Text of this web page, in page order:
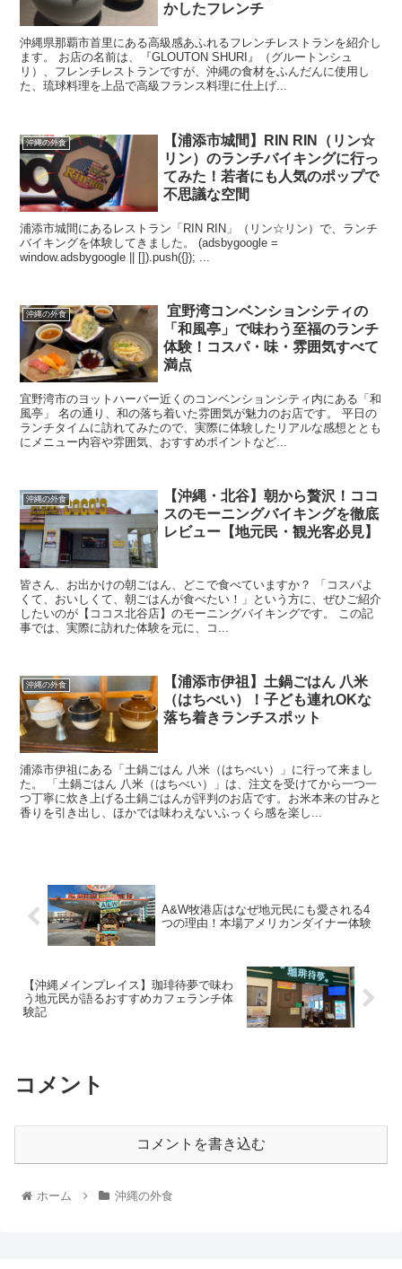
かしたフレンチ
沖縄県那覇市首里にある高級感あふれるフレンチレストランを紹介し
ます。 お店の名前は、『GLOUTON SHURI』（グルートンシュ
リ）、フレンチレストランですが、沖縄の食材をふんだんに使用し
た、琉球料理を上品で高級フランス料理に仕上げ...
沖縄の外食
【浦添市城間】RIN RIN（リン☆
リン）のランチバイキングに行っ
てみた！若者にも人気のポップで
不思議な空間
浦添市城間にあるレストラン「RIN RIN」（リン☆リン）で、ランチ
バイキングを体験してきました。 (adsbygoogle =
window.adsbygoogle || []).push({}); ...
沖縄の外食
宜野湾コンベンションシティの
「和風亭」で味わう至福のランチ
体験！コスパ・味・雰囲気すべて
満点
宜野湾市のヨットハーバー近くのコンベンションシティ内にある「和
風亭」 名の通り、和の落ち着いた雰囲気が魅力のお店です。 平日の
ランチタイムに訪れてみたので、実際に体験したリアルな感想ととも
にメニュー内容や雰囲気、おすすめポイントなど...
沖縄の外食
【沖縄・北谷】朝から贅沢！ココ
スのモーニングバイキングを徹底
レビュー【地元民・観光客必見】
皆さん、お出かけの朝ごはん、どこで食べていますか？ 「コスパよ
くて、おいしくて、朝ごはんが食べたい！」という方に、ぜひご紹介
したいのが【ココス北谷店】のモーニングバイキングです。 この記
事では、実際に訪れた体験を元に、コ...
沖縄の外食
【浦添市伊祖】土鍋ごはん 八米
（はちべい）！子ども連れOKな
落ち着きランチスポット
浦添市伊祖にある「土鍋ごはん 八米（はちべい）」に行って来まし
た。 「土鍋ごはん 八米（はちべい）」は、注文を受けてから一つ一
つ丁寧に炊き上げる土鍋ごはんが評判のお店です。お米本来の甘みと
香りを引き出し、ほかでは味わえないふっくら感を楽し...
A&W牧港店はなぜ地元民にも愛される4
つの理由！本場アメリカンダイナー体験
【沖縄メインプレイス】珈琲待夢で味わ
う地元民が語るおすすめカフェランチ体
験記
コメント
コメントを書き込む
ホーム 沖縄の外食